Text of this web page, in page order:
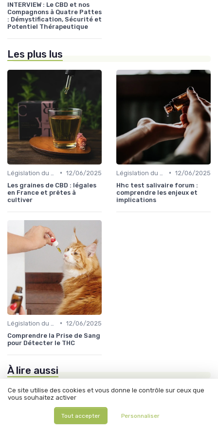
INTERVIEW : Le CBD et nos
Compagnons à Quatre Pattes
: Démystification, Sécurité et
Potentiel Thérapeutique
Les plus lus
• 12/06/2025
Les graines de CBD : légales
en France et prêtes à
cultiver
• 12/06/2025
Hhc test salivaire forum :
comprendre les enjeux et
implications
• 12/06/2025
Comprendre la Prise de Sang
pour Détecter le THC
À lire aussi
Ce site utilise des cookies et vous donne le contrôle sur ceux que
vous souhaitez activer
Tout accepter Personnaliser